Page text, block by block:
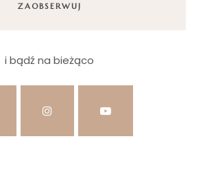
ZAOBSERWUJ
i bądź na bieżąco